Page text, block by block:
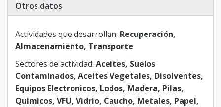
Otros datos
Actividades que desarrollan: Recuperación,
Almacenamiento, Transporte
Sectores de actividad: Aceites, Suelos
Contaminados, Aceites Vegetales, Disolventes,
Equipos Electronicos, Lodos, Madera, Pilas,
Quimicos, VFU, Vidrio, Caucho, Metales, Papel,